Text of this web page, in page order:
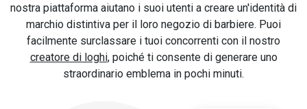
nostra piattaforma aiutano i suoi utenti a creare un'identità di
marchio distintiva per il loro negozio di barbiere. Puoi
facilmente surclassare i tuoi concorrenti con il nostro
creatore di loghi, poiché ti consente di generare uno
straordinario emblema in pochi minuti.